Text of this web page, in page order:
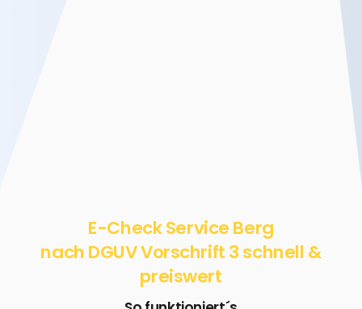
E-Check Service Berg
nach DGUV Vorschrift 3 schnell &
preiswert